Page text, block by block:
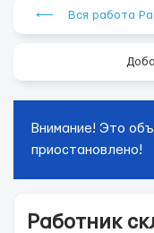
⟵ Вся работа
Внимание! Это
приостановлено!
Работник